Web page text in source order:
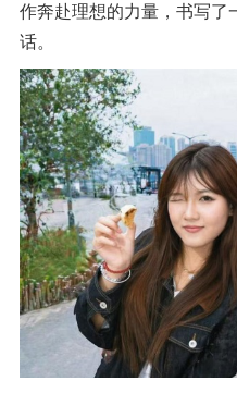
融合门户 校园邮箱 访客
作奔赴理想的力量，书写了
话。